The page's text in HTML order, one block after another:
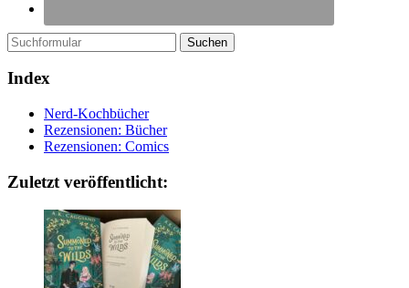
Suchen
Index
Nerd-Kochbücher
Rezensionen: Bücher
Rezensionen: Comics
Zuletzt veröffentlicht: